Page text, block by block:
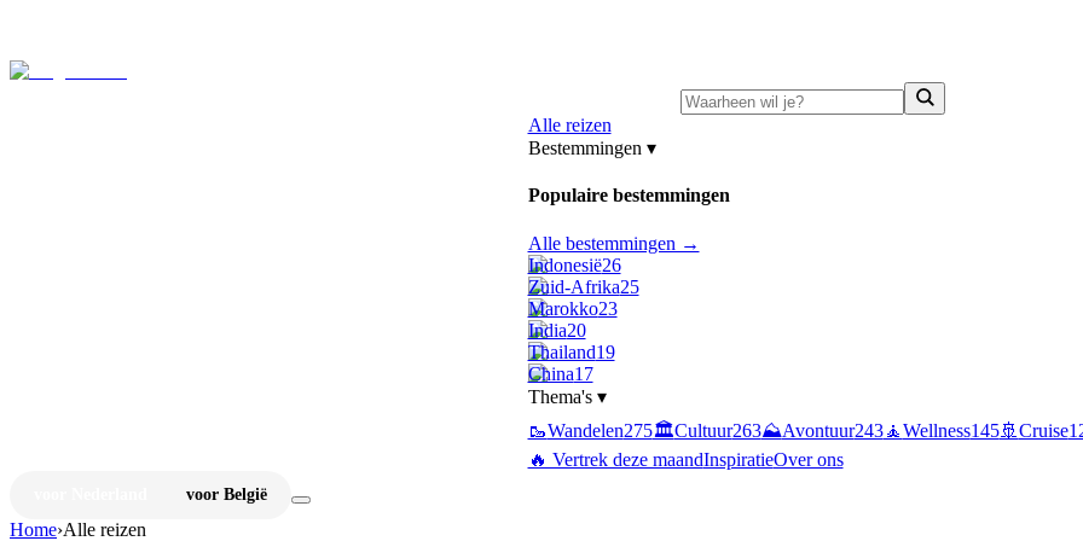
Alle reizen
Bestemmingen ▾
Populaire bestemmingen
Alle bestemmingen →
Indonesië26
Zuid-Afrika25
Marokko23
India20
Thailand19
China17
Thema's ▾
🥾Wandelen275🏛️Cultuur263⛰️Avontuur243🧘Wellness145🚢 Cruise
🔥 Vertrek deze maandInspiratieOver ons
voor België
Home›Alle reizen